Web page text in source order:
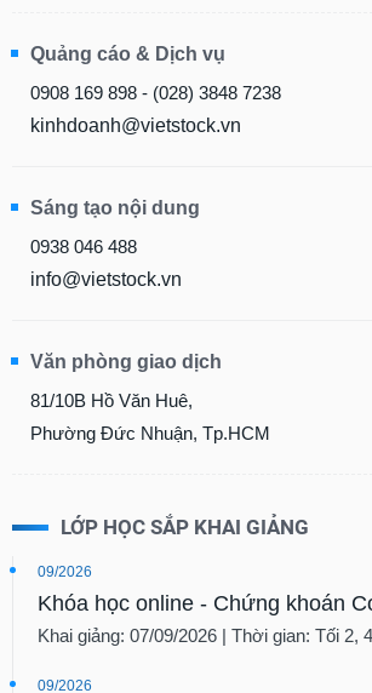
Quảng cáo & Dịch vụ
0908 169 898 - (028) 3848 7238
kinhdoanh@vietstock.vn
Sáng tạo nội dung
0938 046 488
info@vietstock.vn
Văn phòng giao dịch
81/10B Hồ Văn Huê,
Phường Đức Nhuận, Tp.HCM
LỚP HỌC SẮP KHAI GIẢNG
09/2026
Khóa học online - Chứng khoán
Khai giảng: 07/09/2026 | Thời gian: Tối 2,
09/2026